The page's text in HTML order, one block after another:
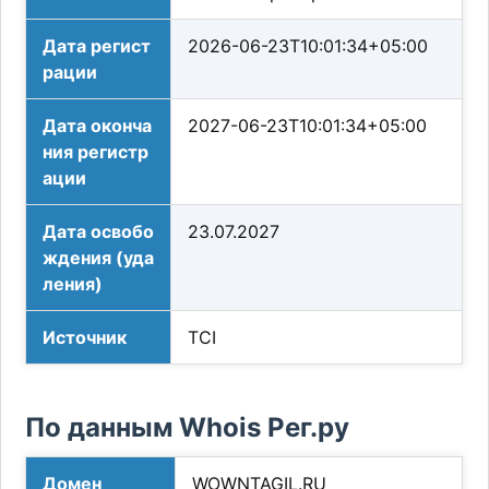
Дата регист
рации
2026-06-23T10:01:34+05:00
Дата оконча
ния регистр
ации
2027-06-23T10:01:34+05:00
Дата освобо
ждения (уда
ления)
23.07.2027
Источник TCI
По данным Whois Рег.ру
Домен WOWNTAGIL.RU